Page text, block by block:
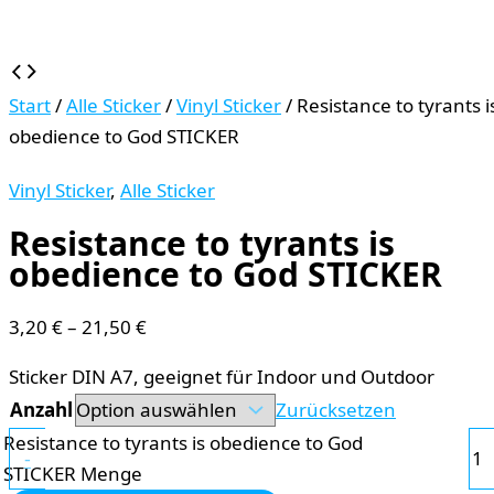
Start/Alle Sticker/Vinyl Sticker/ Resistance to tyrants
obedience to God STICKER
Vinyl Sticker, Alle Sticker
Resistance to tyrants is
obedience to God STICKER
3,20 €– 21,50 €
Sticker DIN A7, geeignet für Indoor und Outdoor
Anzahl
Zurücksetzen
-
Resistance to tyrants is obedience to God
STICKER Menge